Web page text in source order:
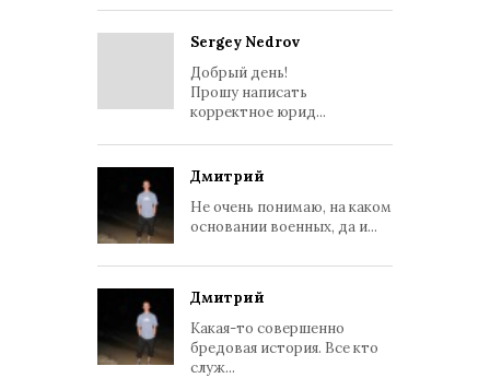
Sergey Nedrov
Добрый день!
Прошу написать
корректное юрид...
Дмитрий
Не очень понимаю, на каком
основании военных, да и...
Дмитрий
Какая-то совершенно
бредовая история. Все кто
служ...